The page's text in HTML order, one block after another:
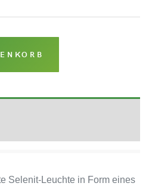
Selenit-Leuchte in Form eines